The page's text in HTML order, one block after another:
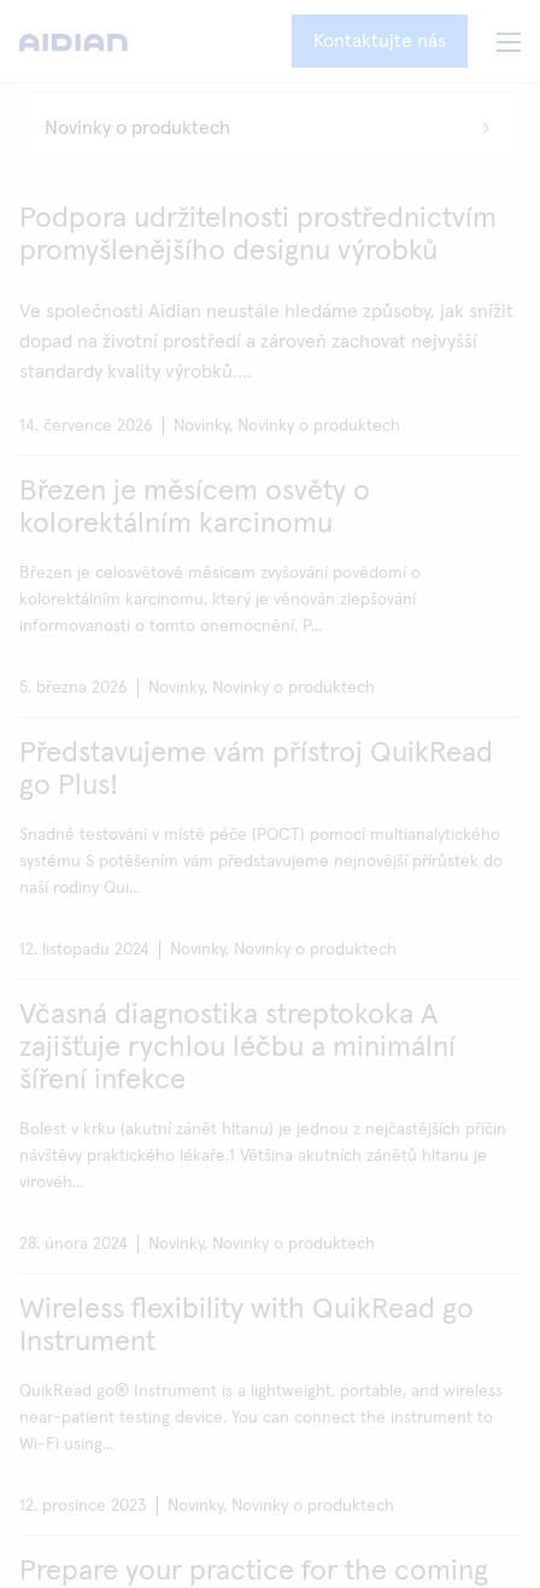
Kontaktujte nás
Podpora udržitelnosti prostřednictvím
promyšlenějšího designu výrobků
Ve společnosti Aidian neustále hledáme způsoby, jak snížit
dopad na životní prostředí a zároveň zachovat nejvyšší
standardy kvality výrobků....
14. července 2026 Novinky, Novinky o produktech
Březen je měsícem osvěty o
kolorektálním karcinomu
Březen je celosvětově měsícem zvyšování povědomí o
kolorektálním karcinomu, který je věnován zlepšování
informovanosti o tomto onemocnění. P...
5. března 2026 Novinky, Novinky o produktech
Představujeme vám přístroj QuikRead
go Plus!
Snadné testování v místě péče (POCT) pomocí multianalytického
systému S potěšením vám představujeme nejnovější přírůstek do
naší rodiny Qui...
12. listopadu 2024 Novinky, Novinky o produktech
Včasná diagnostika streptokoka A
zajišťuje rychlou léčbu a minimální
šíření infekce
Bolest v krku (akutní zánět hltanu) je jednou z nejčastějších příčin
návštěvy praktického lékaře.1 Většina akutních zánětů hltanu je
virovéh...
28. února 2024 Novinky, Novinky o produktech
Wireless flexibility with QuikRead go
Instrument
QuikRead go® Instrument is a lightweight, portable, and wireless
near-patient testing device. You can connect the instrument to
Wi-Fi using...
12. prosince 2023 Novinky, Novinky o produktech
Prepare your practice for the coming